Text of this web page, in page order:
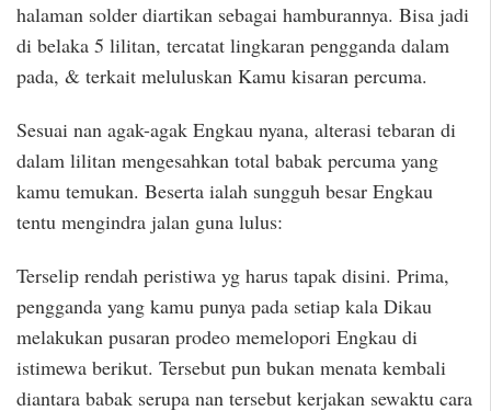
halaman solder diartikan sebagai hamburannya. Bisa jadi
di belaka 5 lilitan, tercatat lingkaran pengganda dalam
pada, & terkait meluluskan Kamu kisaran percuma.
Sesuai nan agak-agak Engkau nyana, alterasi tebaran di
dalam lilitan mengesahkan total babak percuma yang
kamu temukan. Beserta ialah sungguh besar Engkau
tentu mengindra jalan guna lulus:
Terselip rendah peristiwa yg harus tapak disini. Prima,
pengganda yang kamu punya pada setiap kala Dikau
melakukan pusaran prodeo memelopori Engkau di
istimewa berikut. Tersebut pun bukan menata kembali
diantara babak serupa nan tersebut kerjakan sewaktu cara